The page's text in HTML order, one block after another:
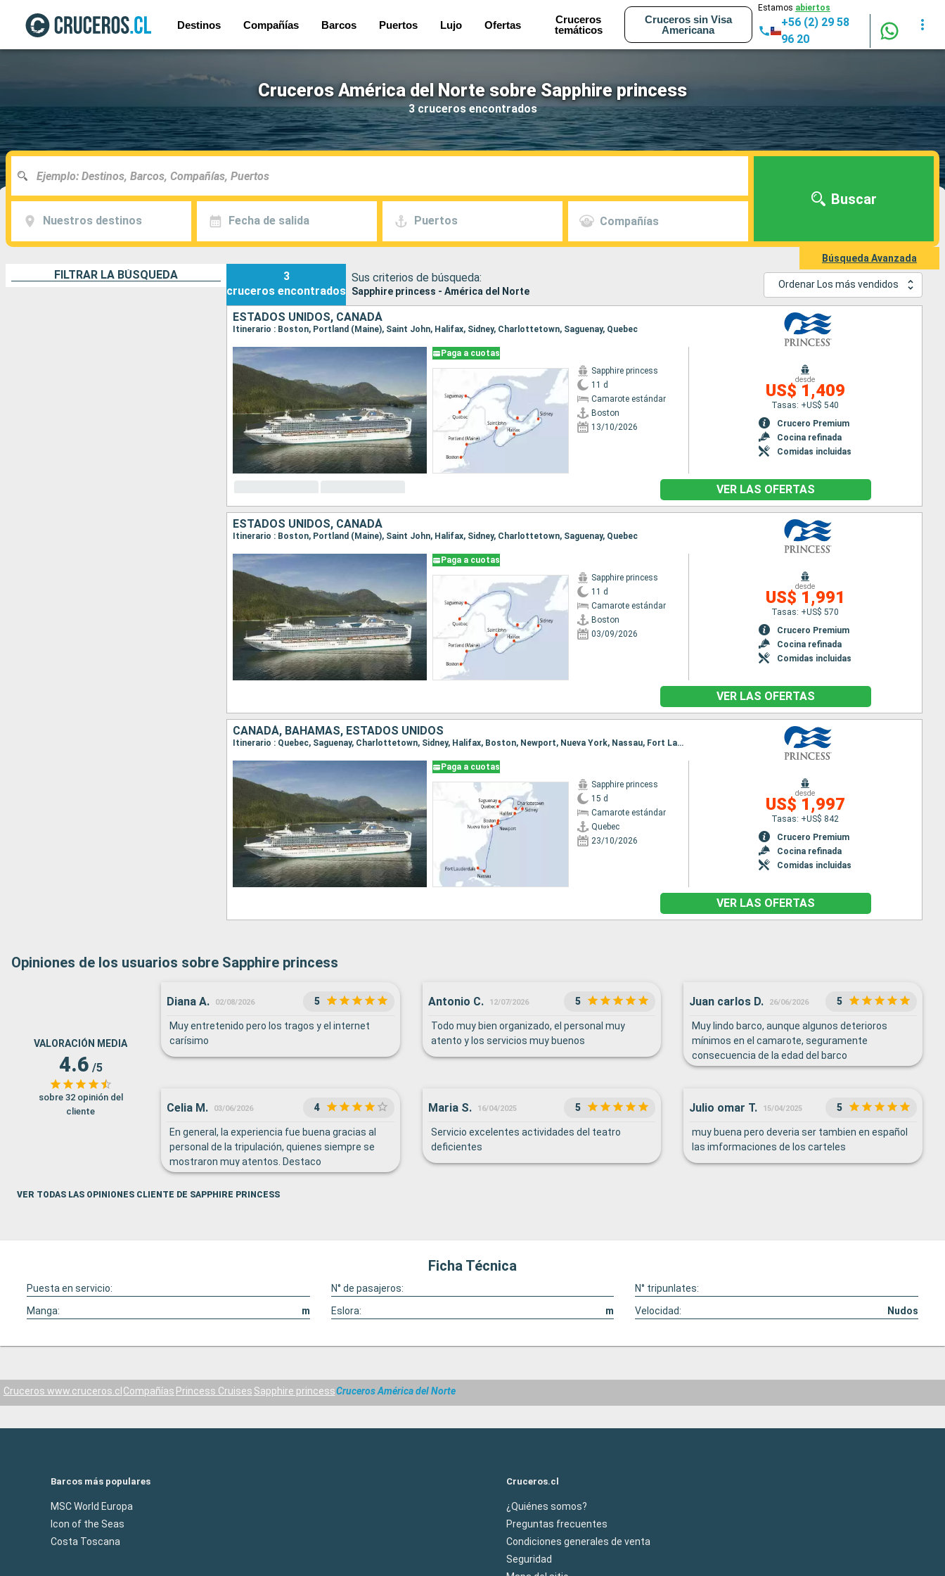
Destinos Compañías Barcos Puertos Lujo Ofertas
Cruceros
temáticos
Cruceros sin Visa
Americana
Estamos abiertos
+56 (2) 29 58
96 20
Cruceros América del Norte sobre Sapphire princess
3 cruceros encontrados
Nuestros destinos Fecha de salida Puertos Compañías
Buscar
Búsqueda Avanzada
FILTRAR LA BÚSQUEDA
3
cruceros encontrados
Sus criterios de búsqueda:
Sapphire princess - América del Norte
Ordenar Los más vendidos
ESTADOS UNIDOS, CANADÁ
Itinerario : Boston, Portland (Maine), Saint John, Halifax, Sidney, Charlottetown, Saguenay, Quebec
Paga a cuotas
Sapphire princess
11 d
Camarote estándar
Boston
13/10/2026
desde
US$ 1,409
Tasas: +US$ 540
Crucero Premium
Cocina refinada
Comidas incluidas
VER LAS OFERTAS
ESTADOS UNIDOS, CANADÁ
Itinerario : Boston, Portland (Maine), Saint John, Halifax, Sidney, Charlottetown, Saguenay, Quebec
Paga a cuotas
Sapphire princess
11 d
Camarote estándar
Boston
03/09/2026
desde
US$ 1,991
Tasas: +US$ 570
Crucero Premium
Cocina refinada
Comidas incluidas
VER LAS OFERTAS
CANADÁ, BAHAMAS, ESTADOS UNIDOS
Itinerario : Quebec, Saguenay, Charlottetown, Sidney, Halifax, Boston, Newport, Nueva York, Nassau, Fort Lauderdale
Paga a cuotas
Sapphire princess
15 d
Camarote estándar
Quebec
23/10/2026
desde
US$ 1,997
Tasas: +US$ 842
Crucero Premium
Cocina refinada
Comidas incluidas
VER LAS OFERTAS
Opiniones de los usuarios sobre Sapphire princess
VALORACIÓN MEDIA
4.6 /5
sobre 32 opinión del
cliente
Diana A. 02/08/2026 5
Muy entretenido pero los tragos y el internet
carísimo
Antonio C. 12/07/2026 5
Todo muy bien organizado, el personal muy
atento y los servicios muy buenos
Juan carlos D. 26/06/2026 5
Muy lindo barco, aunque algunos deterioros
mínimos en el camarote, seguramente
consecuencia de la edad del barco
Celia M. 03/06/2026 4
En general, la experiencia fue buena gracias al
personal de la tripulación, quienes siempre se
mostraron muy atentos. Destaco
especialmente a algunos miembros del equipo
que nos ayudaron amablemente con la barrera
competencia, gimnasia al aire libre, baile y clases
dirigidas. En aquella oportunidad, los monitores
Maria S. 16/04/2025 5
Servicio excelentes actividades del teatro
deficientes
Julio omar T. 15/04/2025 5
muy buena pero deveria ser tambien en español
las imformaciones de los carteles
VER TODAS LAS OPINIONES CLIENTE DE SAPPHIRE PRINCESS
Ficha Técnica
Puesta en servicio: N° de pasajeros:
N° tripunlates:
Manga:
m Eslora: m Velocidad: Nudos
Cruceros www.cruceros.cl Compañías Princess Cruises Sapphire princessCruceros América del Norte
Barcos más populares
MSC World Europa
Icon of the Seas
Costa Toscana
Cruceros.cl
¿Quiénes somos?
Preguntas frecuentes
Condiciones generales de venta
Seguridad